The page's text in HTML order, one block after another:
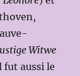
Witwe
fut aussi le